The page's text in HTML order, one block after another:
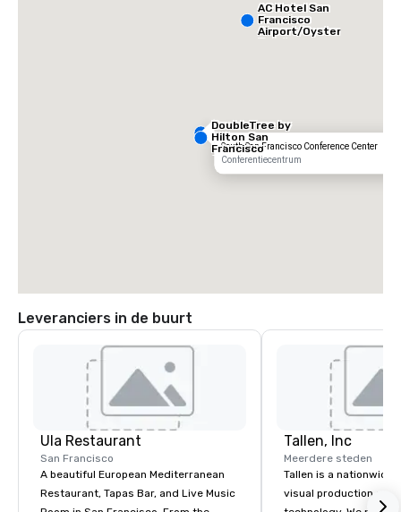
South San Francisco Conference Center
Conferentiecentrum
DoubleTree by
Hilton San
Francisco
South Airport
Blvd
AC Hotel San
Francisco
Airport/Oyster
Point
Leveranciers in de buurt
Ula Restaurant
San Francisco
A beautiful European Mediterranean
Restaurant, Tapas Bar, and Live Music
Tallen, Inc
Meerdere steden
Tallen is a nationwide
visual production and